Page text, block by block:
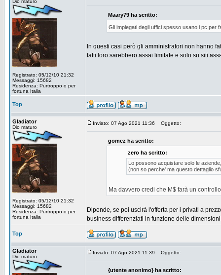
Dio maturo
Registrato: 05/12/10 21:32
Messaggi: 15682
Residenza: Purtroppo o per
fortuna Italia
Maary79 ha scritto:
Gli impiegati degli uffici spesso usano i pc per
In questi casi però gli amministratori non hanno
fatti loro sarebbero assai limitate e solo su siti
Top
Gladiator
Dio maturo
Registrato: 05/12/10 21:32
Messaggi: 15682
Residenza: Purtroppo o per
fortuna Italia
Inviato: 07 Ago 2021 11:36 Oggetto:
gomez ha scritto:
zero ha scritto:
Lo possono acquistare solo le
(non so perche' ma questo dettaglio
Ma davvero credi che M$ farà un
Dipende, se poi uscirà l'offerta per i privati a
business differenziati in funzione delle
Top
Gladiator
Dio maturo
Inviato: 07 Ago 2021 11:39 Oggetto:
{utente anonimo} ha scritto: